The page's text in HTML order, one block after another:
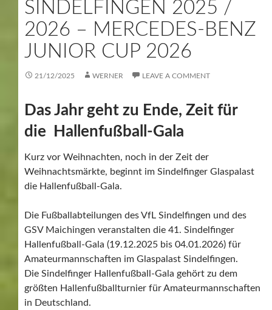
INDELFINGEN 2025 / 2
026 – MERCEDES-BENZ J
UNIOR CUP 2026
21/12/2025 WERNER LEAVE A COMMENT
Das Jahr geht zu Ende, Zeit für
die Hallenfußball-Gala
Kurz vor Weihnachten, noch in der Zeit der
Weihnachtsmärkte, beginnt im Sindelfinger Glaspalast
die Hallenfußball-Gala.
Die Fußballabteilungen des VfL Sindelfingen und des
GSV Maichingen veranstalten die 41. Sindelfinger
Hallenfußball-Gala (19.12.2025 bis 04.01.2026) für
Amateurmannschaften im Glaspalast Sindelfingen.
Die Sindelfinger Hallenfußball-Gala gehört zu dem
größten Hallenfußballturnier für Amateurmannschaften
in Deutschland.